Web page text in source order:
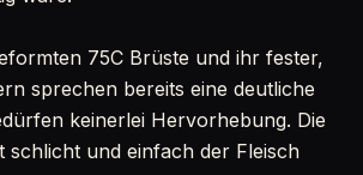
75C Brüste und ihr fester,
sprechen bereits eine deutliche
keinerlei Hervorhebung. Die
schlicht und einfach der Fleisch